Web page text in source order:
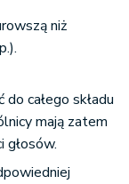
niż
całego składu
mają zatem